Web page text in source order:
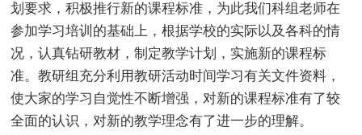
划要求，积极推行新的课程标准，为此我们科组老师在
参加学习培训的基础上，根据学校的实际以及各科的情
况，认真钻研教材，制定教学计划，实施新的课程标
准。教研组充分利用教研活动时间学习有关文件资料，
使大家的学习自觉性不断增强，对新的课程标准有了较
全面的认识，对新的教学理念有了进一步的理解。